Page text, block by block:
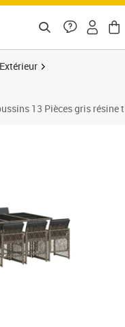
13 Pièces gris résine